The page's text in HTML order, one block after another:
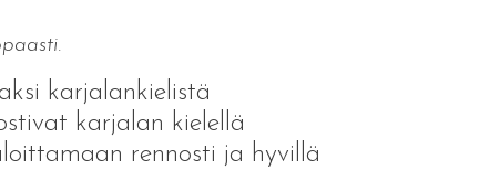
karjalankielistä
karjalan kielellä
rennosti ja hyvillä